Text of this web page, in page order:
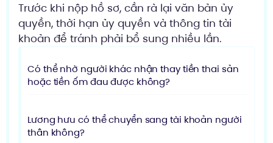
Trước khi nộp hồ sơ, cần rà lại văn bản ủy
quyền, thời hạn ủy quyền và thông tin tài
khoản để tránh phải bổ sung nhiều lần.
Có thể nhờ người khác nhận thay tiền thai sản
hoặc tiền ốm đau được không?
Lương hưu có thể chuyển sang tài khoản người
thân không?